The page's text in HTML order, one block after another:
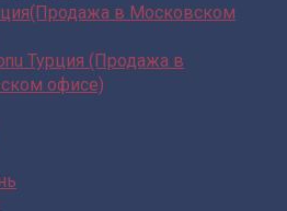
в Московском
Турция (Продажа в
офисе)